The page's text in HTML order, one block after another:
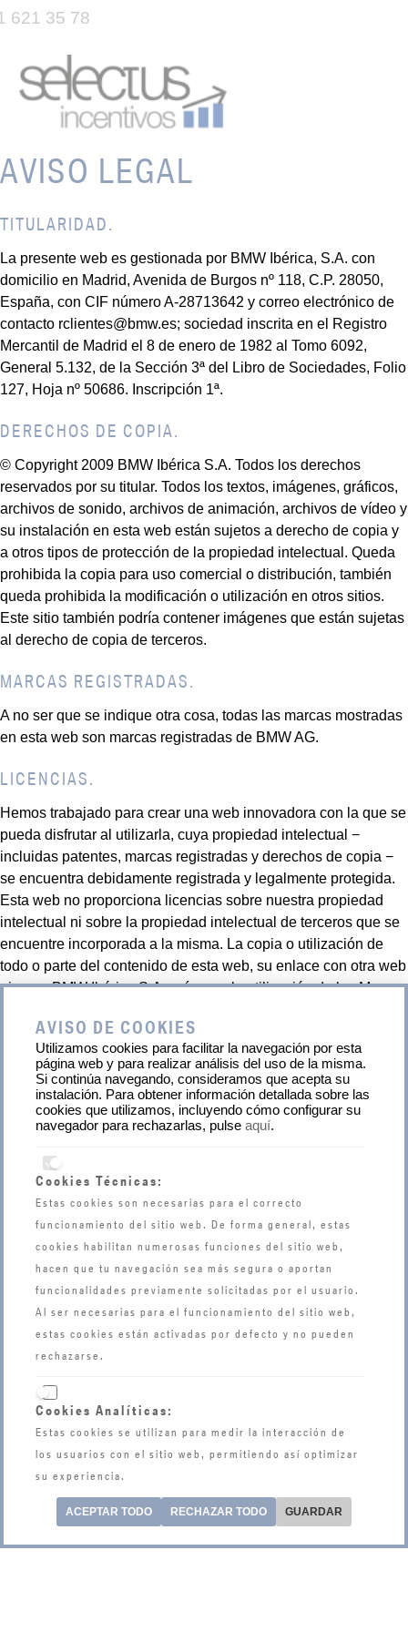
621 35 78
AVISO LEGAL
TITULARIDAD.
La presente web es gestionada por BMW Ibérica, S.A. con
domicilio en Madrid, Avenida de Burgos nº 118, C.P. 28050,
España, con CIF número A-28713642 y correo electrónico de
contacto rclientes@bmw.es; sociedad inscrita en el Registro
Mercantil de Madrid el 8 de enero de 1982 al Tomo 6092,
General 5.132, de la Sección 3ª del Libro de Sociedades, Folio
127, Hoja nº 50686. Inscripción 1ª.
DERECHOS DE COPIA.
© Copyright 2009 BMW Ibérica S.A. Todos los derechos
reservados por su titular. Todos los textos, imágenes, gráficos,
archivos de sonido, archivos de animación, archivos de vídeo y
su instalación en esta web están sujetos a derecho de copia y
a otros tipos de protección de la propiedad intelectual. Queda
prohibida la copia para uso comercial o distribución, también
queda prohibida la modificación o utilización en otros sitios.
Este sitio también podría contener imágenes que están sujetas
al derecho de copia de terceros.
MARCAS REGISTRADAS.
A no ser que se indique otra cosa, todas las marcas mostradas
en esta web son marcas registradas de BMW AG.
LICENCIAS.
Hemos trabajado para crear una web innovadora con la que se
pueda disfrutar al utilizarla, cuya propiedad intelectual −
incluidas patentes, marcas registradas y derechos de copia −
se encuentra debidamente registrada y legalmente protegida.
Esta web no proporciona licencias sobre nuestra propiedad
intelectual ni sobre la propiedad intelectual de terceros que se
encuentre incorporada a la misma. La copia o utilización de
todo o parte del contenido de esta web, su enlace con otra web
ajena a BMW Ibérica S.A. así como la utilización de las Marcas
esta web, sin autorización previa y expresa de BMW Ibérica
S.A., se considerará apropiación indebida a todos los efectos
legales.
AVISO DE COOKIES
Utilizamos cookies para facilitar la navegación por esta
página web y para realizar análisis del uso de la misma.
Si continúa navegando, consideramos que acepta su
instalación. Para obtener información detallada sobre las
cookies que utilizamos, incluyendo cómo configurar su
navegador para rechazarlas, pulse aquí.
Cookies Técnicas:
Estas cookies son necesarias para el correcto
funcionamiento del sitio web. De forma general, estas
cookies habilitan numerosas funciones del sitio web,
hacen que tu navegación sea más segura o aportan
funcionalidades previamente solicitadas por el usuario.
Al ser necesarias para el funcionamiento del sitio web,
estas cookies están activadas por defecto y no pueden
rechazarse.
Cookies Analíticas:
Estas cookies se utilizan para medir la interacción de
los usuarios con el sitio web, permitiendo así optimizar
su experiencia.
ACEPTAR TODO RECHAZAR TODO GUARDAR
¿NECESITAS AYUDA?
91 621 35 78
INFO@BMWGROUPSELECTUS.COM
LUNES - JUEVES DE 8:00H A 15:00H
VIERNES - 8:00H A 14:00H
ESCRÍBENOS
SGATE